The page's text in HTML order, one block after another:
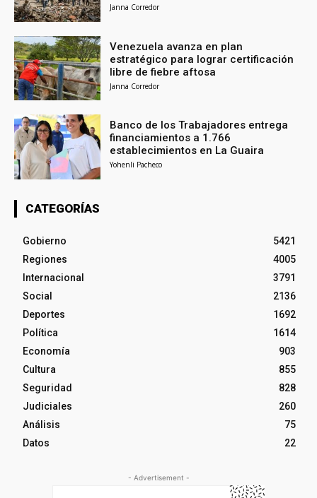
Janna Corredor
Venezuela avanza en plan
estratégico para lograr certificación
libre de fiebre aftosa
Janna Corredor
Banco de los Trabajadores entrega
financiamientos a 1.766
establecimientos en La Guaira
Yohenli Pacheco
CATEGORÍAS
Gobierno
5421
Regiones
4005
Internacional
3791
Social
2136
Deportes
1692
Política
1614
Economía
903
Cultura
855
Seguridad
828
Judiciales
260
Análisis
75
Datos
22
- Advertisement -